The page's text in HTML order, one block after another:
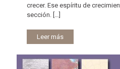
crecer. Ese espíritu de
sección.
Leer más